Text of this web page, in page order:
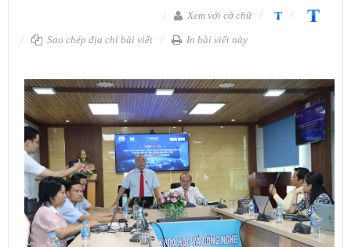
Xem với cỡ chữ
Sao chép địa chỉ bài viết In bài viết này